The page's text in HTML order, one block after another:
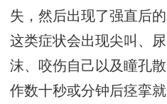
失，然后出现了强直后
这类症状会出现尖叫、
沫、咬伤自己以及瞳孔
作数十秒或分钟后痉挛